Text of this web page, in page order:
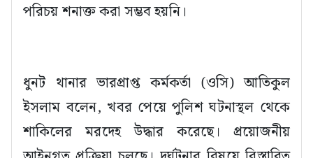
পরিচয় শনাক্ত করা সম্ভব হয়নি।
ধুনট থানার ভারপ্রাপ্ত কর্মকর্তা (ওসি) আতিকুল
ইসলাম বলেন, খবর পেয়ে পুলিশ ঘটনাস্থল থেকে
শাকিলের মরদেহ উদ্ধার করেছে। প্রয়োজনীয়